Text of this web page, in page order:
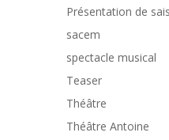
Présentation de
sacem
spectacle musical
Teaser
Théâtre
Théâtre Antoine